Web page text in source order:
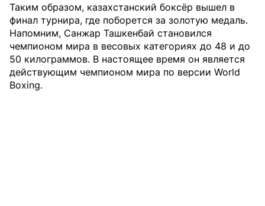
Таким образом, казахстанский боксёр вышел в
финал турнира, где поборется за золотую медаль.
Напомним, Санжар Ташкенбай становился
чемпионом мира в весовых категориях до 48 и до
50 килограммов. В настоящее время он является
действующим чемпионом мира по версии World
Boxing.